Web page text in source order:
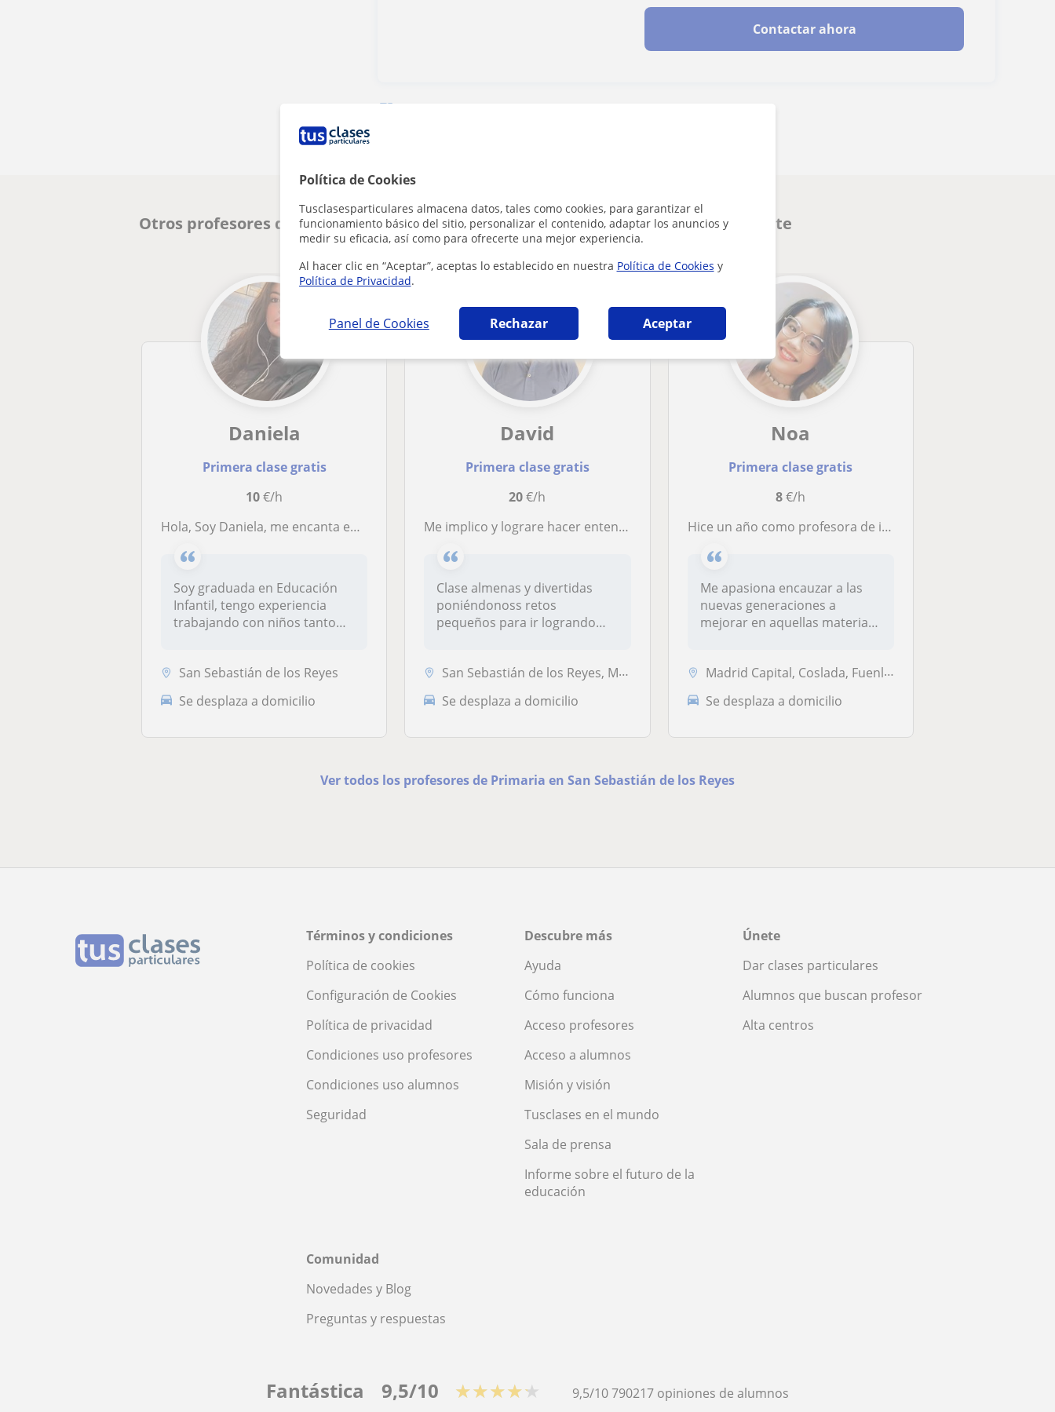
Política de Cookies
Tusclasesparticulares almacena datos, tales como cookies, para garantizar el
funcionamiento básico del sitio, personalizar el contenido, adaptar los anuncios y
medir su eficacia, así como para ofrecerte una mejor experiencia.
Al hacer clic en “Aceptar”, aceptas lo establecido en nuestra Política de Cookies y
Política de Privacidad.
Panel de Cookies Rechazar Aceptar
Contactar ahora
Otros profesores de Primaria en San Sebastián de los Reyes que pueden interesarte
Daniela
Primera clase gratis
10€/h
Hola, Soy Daniela, me encanta enseñar de forma creativa y adaptándome a las necesidades de cada alumno.
Soy graduada en Educación
Infantil, tengo experiencia
trabajando con niños tanto
San Sebastián de los Reyes
Se desplaza a domicilio
David
Primera clase gratis
20€/h
Me implico y lograre hacer entender cualquier dificultad en el aprendizaje
Clase almenas y divertidas
poniéndonoss retos
pequeños para ir logrando
San Sebastián de los Reyes, Madrid Capital
Se desplaza a domicilio
Noa
Primera clase gratis
8€/h
Hice un año como profesora de idiomas en una academia privada
Me apasiona encauzar a las
nuevas generaciones a
mejorar en aquellas materias
Madrid Capital, Coslada, Fuenlabrada, San Sebastián de los Reyes, Torr...
Se desplaza a domicilio
Ver todos los profesores de Primaria en San Sebastián de los Reyes
Términos y condiciones
Política de cookies
Configuración de Cookies
Política de privacidad
Condiciones uso profesores
Condiciones uso alumnos
Seguridad
Descubre más
Ayuda
Cómo funciona
Acceso profesores
Acceso a alumnos
Misión y visión
Tusclases en el mundo
Sala de prensa
Informe sobre el futuro de la
educación
Únete
Dar clases particulares
Alumnos que buscan profesor
Alta centros
Comunidad
Novedades y Blog
Preguntas y respuestas
Fantástica 9,5/10 ★★★★★ 9,5/10790217 opiniones de alumnos